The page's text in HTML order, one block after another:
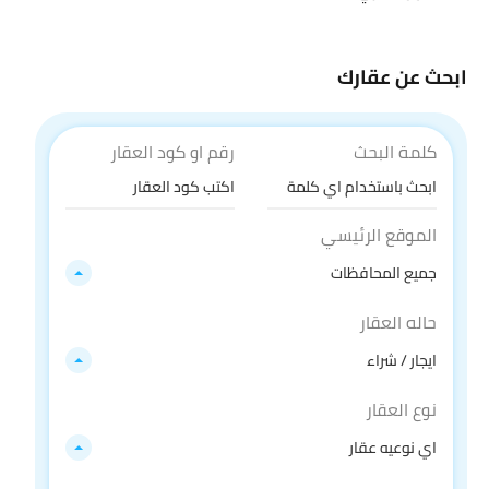
ابحث عن عقارك
كلمة البحث رقم او كود العقار
الموقع الرئيسي
جميع المحافظات
حاله العقار
ايجار / شراء
نوع العقار
اي نوعيه عقار